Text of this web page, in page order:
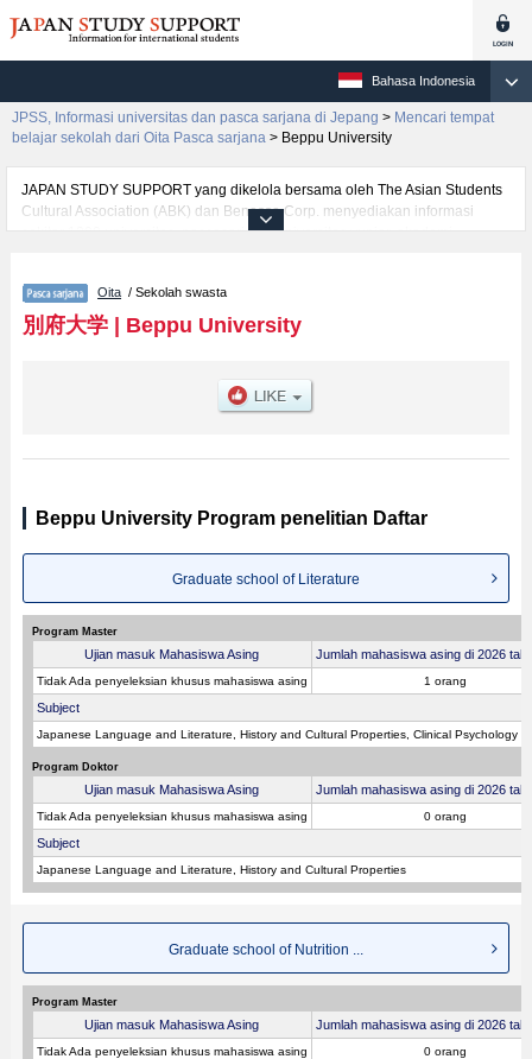
Bahasa Indonesia
JPSS, Informasi universitas dan pasca sarjana di Jepang > Mencari tempat
belajar sekolah dari Oita Pasca sarjana > Beppu University
JAPAN STUDY SUPPORT yang dikelola bersama oleh The Asian Students
Cultural Association (ABK) dan Benesse Corp. menyediakan informasi
sekitar 1300 universitas, pascasarjana, universitas yunior, akademi
per jurusan riset seperti %% research %%, serta berbagai informasi yang
berguna bagi mahasiswa(i) mancanegara seperti kuota untuk jumlah
pendaftar dan jumlah kelulusan ujian masuk mahasiswa(i) mancanegara,
lainnya. Silakan memanfaatkannya.
Oita / Sekolah swasta
別府大学| Beppu University
Beppu University Program penelitian Daftar
Graduate school of Literature
Program Master
Ujian masuk Mahasiswa Asing Jumlah mahasiswa asing di 2026
Tidak Ada penyeleksian khusus mahasiswa asing 1 orang
Subject
Japanese Language and Literature, History and Cultural Properties, Clinical Psychology
Program Doktor
Ujian masuk Mahasiswa Asing Jumlah mahasiswa asing di 2026
Tidak Ada penyeleksian khusus mahasiswa asing 0 orang
Subject
Japanese Language and Literature, History and Cultural Properties
Graduate school of Nutrition ...
Program Master
Ujian masuk Mahasiswa Asing Jumlah mahasiswa asing di 2026
Tidak Ada penyeleksian khusus mahasiswa asing 0 orang